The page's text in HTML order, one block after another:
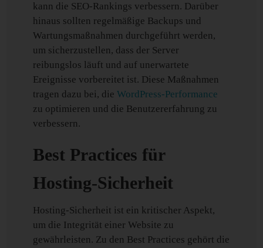
kann die SEO-Rankings verbessern. Darüber
hinaus sollten regelmäßige Backups und
Wartungsmaßnahmen durchgeführt werden,
um sicherzustellen, dass der Server
reibungslos läuft und auf unerwartete
Ereignisse vorbereitet ist. Diese Maßnahmen
tragen dazu bei, dieWordPress-Performance
zu optimieren und die Benutzererfahrung zu
verbessern.
Best Practices für
Hosting-Sicherheit
Hosting-Sicherheit ist ein kritischer Aspekt,
um die Integrität einer Website zu
gewährleisten. Zu den Best Practices gehört die